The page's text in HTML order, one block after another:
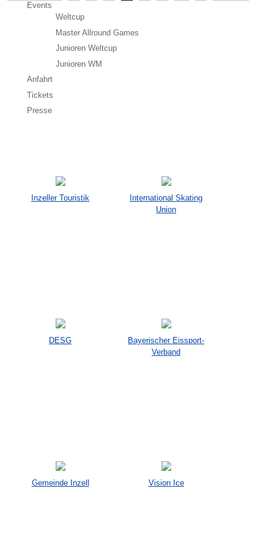
Events
Weltcup
Master Allround Games
Junioren Weltcup
Junioren WM
Anfahrt
Tickets
Presse
Inzeller Touristik
International Skating
Union
DESG
Bayerischer Eissport-
Verband
Gemeinde Inzell Vision Ice